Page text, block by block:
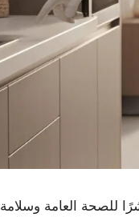
للصحة العامة